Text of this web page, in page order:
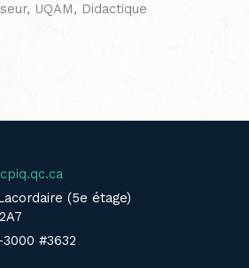
UQAM, Didactique
(5e étage)
#3632